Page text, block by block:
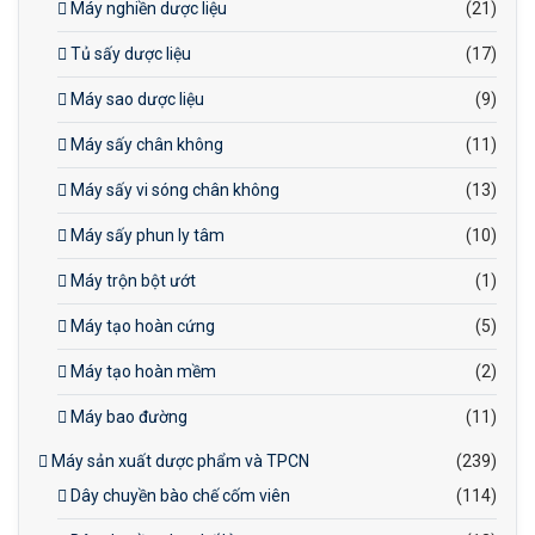
trình sản xuất.
Máy nghiền dược liệu (21)
Tủ sấy dược liệu (17)
Máy sao dược liệu (9)
Máy sấy chân không (11)
Máy sấy vi sóng chân không (13)
Máy sấy phun ly tâm (10)
Máy trộn bột ướt (1)
Máy tạo hoàn cứng (5)
Máy tạo hoàn mềm (2)
Máy bao đường (11)
Máy sản xuất dược phẩm và TPCN
(239)
Dây chuyền bào chế cốm viên
(114)